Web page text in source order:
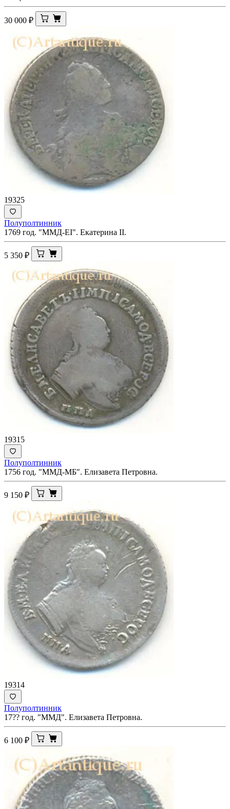
30 000 ₽
19325
Полуполтинник
1769 год. "ММД-ЕI". Екатерина II.
5 350 ₽
19315
Полуполтинник
1756 год. "ММД-МБ". Елизавета Петровна.
9 150 ₽
19314
Полуполтинник
17?? год. "ММД". Елизавета Петровна.
6 100 ₽